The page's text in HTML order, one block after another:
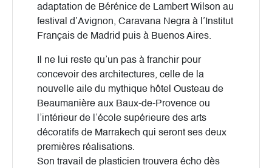
adaptation de Bérénice de Lambert Wilson au
festival d’Avignon, Caravana Negra à l’Institut
Français de Madrid puis à Buenos Aires.
Il ne lui reste qu’un pas à franchir pour
concevoir des architectures, celle de la
nouvelle aile du mythique hôtel Ousteau de
Beaumanière aux Baux-de-Provence ou
l’intérieur de l’école supérieure des arts
décoratifs de Marrakech qui seront ses deux
premières réalisations.
Son travail de plasticien trouvera écho dès